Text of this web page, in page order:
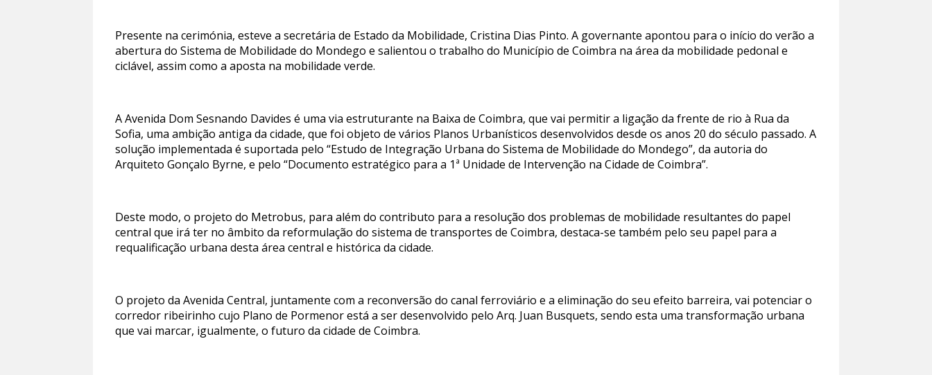
Presente na cerimónia, esteve a secretária de Estado da Mobilidade, Cristina Dias Pinto. A governante apontou para o início do verão a
abertura do Sistema de Mobilidade do Mondego e salientou o trabalho do Município de Coimbra na área da mobilidade pedonal e
ciclável, assim como a aposta na mobilidade verde.
A Avenida Dom Sesnando Davides é uma via estruturante na Baixa de Coimbra, que vai permitir a ligação da frente de rio à Rua da
Sofia, uma ambição antiga da cidade, que foi objeto de vários Planos Urbanísticos desenvolvidos desde os anos 20 do século passado. A
solução implementada é suportada pelo “Estudo de Integração Urbana do Sistema de Mobilidade do Mondego”, da autoria do
Arquiteto Gonçalo Byrne, e pelo “Documento estratégico para a 1ª Unidade de Intervenção na Cidade de Coimbra”.
Deste modo, o projeto do Metrobus, para além do contributo para a resolução dos problemas de mobilidade resultantes do papel
central que irá ter no âmbito da reformulação do sistema de transportes de Coimbra, destaca-se também pelo seu papel para a
requalificação urbana desta área central e histórica da cidade.
O projeto da Avenida Central, juntamente com a reconversão do canal ferroviário e a eliminação do seu efeito barreira, vai potenciar o
corredor ribeirinho cujo Plano de Pormenor está a ser desenvolvido pelo Arq. Juan Busquets, sendo esta uma transformação urbana
que vai marcar, igualmente, o futuro da cidade de Coimbra.